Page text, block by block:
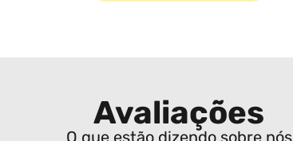
Avaliações
O que estão dizendo sobre nós